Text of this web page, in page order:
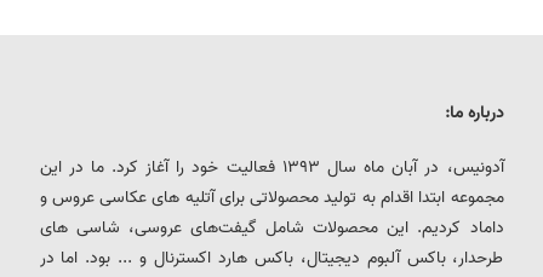
درباره ما:
آدونیس، در آبان ماه سال 1393 فعالیت خود را آغاز کرد. ما در این
مجموعه ابتدا اقدام به تولید محصولاتی برای آتلیه های عکاسی عروس و
داماد کردیم. این محصولات شامل گیفت‌های عروسی، شاسی های
طرحدار، باکس آلبوم دیجیتال، باکس هارد اکسترنال و ... بود. اما در